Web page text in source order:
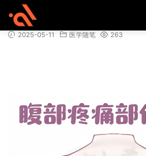
腹痛误诊漏诊病例系统分析
2025-05-11 医学随笔 263